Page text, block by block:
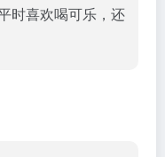
时喜欢喝可乐，还